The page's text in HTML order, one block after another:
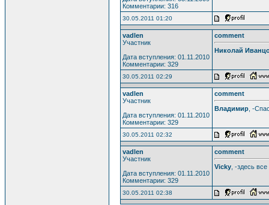
Комментарии: 316
30.05.2011 01:20
vadlen
Участник
Дата вступления: 01.11.2010
Комментарии: 329
comment
Николай
30.05.2011 02:29
vadlen
Участник
Дата вступления: 01.11.2010
Комментарии: 329
comment
Владимир , -
30.05.2011 02:32
vadlen
Участник
Дата вступления: 01.11.2010
Комментарии: 329
comment
Vicky , -здесь
30.05.2011 02:38